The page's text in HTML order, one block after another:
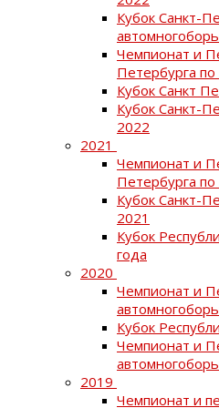
Кубок Санкт-
Чемпионат и
Петербурга
Кубок Санкт
Кубок Санкт-
2022
2021
Чемпионат и
Петербурга
Кубок Санкт-
2021
Кубок
года
2020
Чемпионат и
Кубок
Чемпионат и
2019
Чемпионат и